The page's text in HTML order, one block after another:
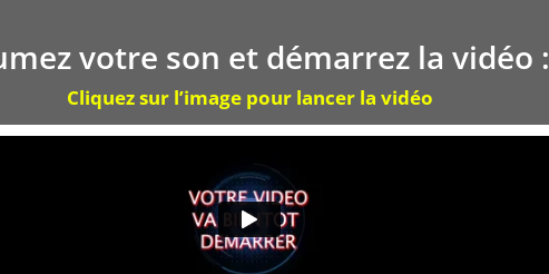
votre son et démarrez la vidéo :
Cliquez sur l’image pour lancer la vidéo